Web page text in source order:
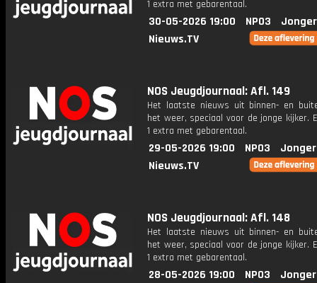
1 extra met gebarentaal.
30-05-2026 19:00 NPO3
Nieuws.TV
NOS Jeugdjournaal: Afl. 149
Het laatste nieuws uit binnen- en
het weer, speciaal voor de jonge kijker.
1 extra met gebarentaal.
29-05-2026 19:00 NPO3
Nieuws.TV
NOS Jeugdjournaal: Afl. 148
Het laatste nieuws uit binnen- en
het weer, speciaal voor de jonge kijker.
1 extra met gebarentaal.
28-05-2026 19:00 NPO3